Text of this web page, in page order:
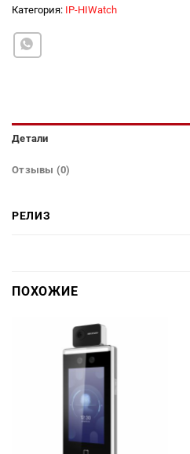
Категория: IP-HIWatch
Детали
Отзывы (0)
РЕЛИЗ
ПОХОЖИЕ